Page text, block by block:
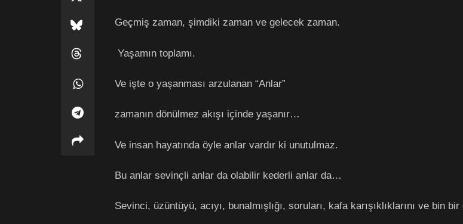
Geçmiş zaman, şimdiki zaman ve gelecek zaman.
Yaşamın toplamı.
Ve işte o yaşanması arzulanan “Anlar”
zamanın dönülmez akışı içinde yaşanır…
Ve insan hayatında öyle anlar vardır ki unutulmaz.
Bu anlar sevinçli anlar da olabilir kederli anlar da…
Sevinci, üzüntüyü, acıyı, bunalmışlığı, soruları, kafa karışıklıklarını ve